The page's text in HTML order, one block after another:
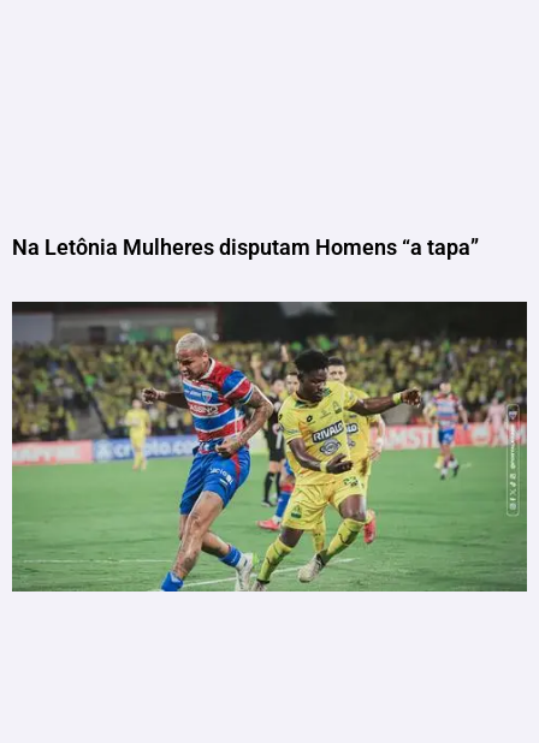
Na Letônia Mulheres disputam Homens “a tapa”